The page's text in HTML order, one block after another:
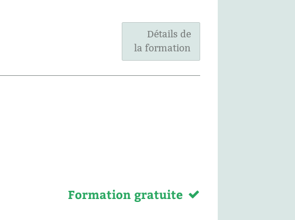
Détails de
la formation
Formation gratuite